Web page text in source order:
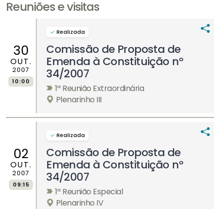
Reuniões e visitas
30
OUT.
2007
10:00
Realizada
Comissão de Proposta de
Emenda à Constituição nº
34/2007
1ª Reunião Extraordinária
Plenarinho III
02
OUT.
2007
09:15
Realizada
Comissão de Proposta de
Emenda à Constituição nº
34/2007
1ª Reunião Especial
Plenarinho IV